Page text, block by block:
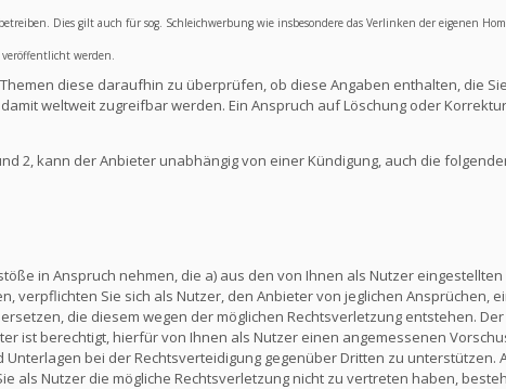
Dies gilt auch für sog. Schleichwerbung wie insbesondere das Verlinken der eigenen
veröffentlicht werden.
diese daraufhin zu überprüfen, ob diese Angaben enthalten, die
weltweit zugreifbar werden. Ein Anspruch auf Löschung oder
2, kann der Anbieter unabhängig von einer Kündigung, auch die
in Anspruch nehmen, die a) aus den von Ihnen als Nutzer
verpflichten Sie sich als Nutzer, den Anbieter von jeglichen Ansprüchen,
die diesem wegen der möglichen Rechtsverletzung entstehen.
ist berechtigt, hierfür von Ihnen als Nutzer einen angemessenen
bei der Rechtsverteidigung gegenüber Dritten zu unterstützen.
als Nutzer die mögliche Rechtsverletzung nicht zu vertreten haben,